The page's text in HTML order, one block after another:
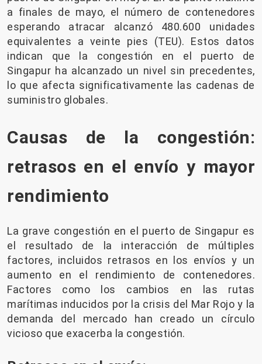
a finales de mayo, el número de contenedores
esperando atracar alcanzó 480.600 unidades
equivalentes a veinte pies (TEU). Estos datos
indican que la congestión en el puerto de
Singapur ha alcanzado un nivel sin precedentes,
lo que afecta significativamente las cadenas de
suministro globales.
Causas de la congestión:
retrasos en el envío y mayor
rendimiento
La grave congestión en el puerto de Singapur es
el resultado de la interacción de múltiples
factores, incluidos retrasos en los envíos y un
aumento en el rendimiento de contenedores.
Factores como los cambios en las rutas
marítimas inducidos por la crisis del Mar Rojo y la
demanda del mercado han creado un círculo
vicioso que exacerba la congestión.